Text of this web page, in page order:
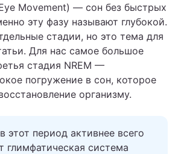
Movement) — сон без быстрых
эту фазу называют глубокой.
стадии, но это тема для
Для нас самое большое
стадия NREM —
погружение в сон, которое
организму.
этот период активнее всего
глимфатическая система